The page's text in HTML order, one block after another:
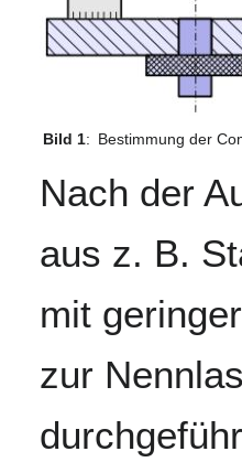
Bild 1: Bestimmung der
Nach der
aus z. B.
mit
zur